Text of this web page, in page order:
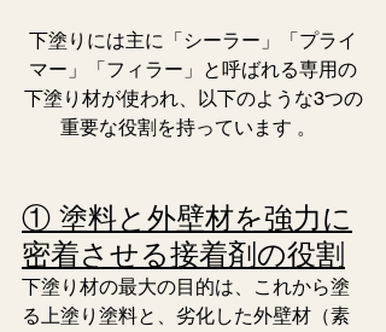
下塗りには主に「シーラー」「プライ
マー」「フィラー」と呼ばれる専用の
下塗り材が使われ、以下のような3つの
重要な役割を持っています 。
① 塗料と外壁材を強力に
密着させる接着剤の役割
下塗り材の最大の目的は、これから塗
る上塗り塗料と、劣化した外壁材（素